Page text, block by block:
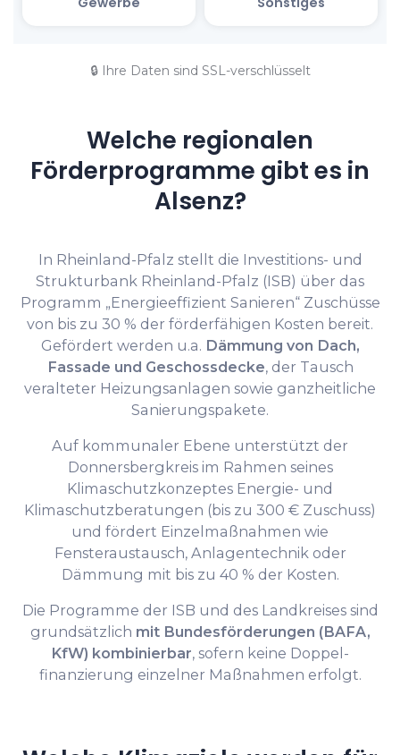
🔒 Ihre Daten sind SSL-verschlüsselt
Welche regionalen
Förderprogramme gibt es in
Alsenz?
In Rheinland-Pfalz stellt die Investitions- und
Strukturbank Rheinland-Pfalz (ISB) über das
Programm „Energieeffizient Sanieren“ Zuschüsse
von bis zu 30 % der förderfähigen Kosten bereit.
Gefördert werden u.a. Dämmung von Dach,
Fassade und Geschossdecke, der Tausch
veralteter Heizungsanlagen sowie ganzheitliche
Sanierungspakete.
Auf kommunaler Ebene unterstützt der
Donnersbergkreis im Rahmen seines
Klimaschutzkonzeptes Energie- und
Klimaschutzberatungen (bis zu 300 € Zuschuss)
und fördert Einzelmaßnahmen wie
Fensteraustausch, Anlagentechnik oder
Dämmung mit bis zu 40 % der Kosten.
Die Programme der ISB und des Landkreises sind
grundsätzlich mit Bundesförderungen (BAFA,
KfW) kombinierbar, sofern keine Doppel­
finanzierung einzelner Maßnahmen erfolgt.